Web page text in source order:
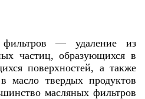
фильтров — удаление из
частиц, образующихся в
поверхностей, а также
масло твердых продуктов
масляных фильтров